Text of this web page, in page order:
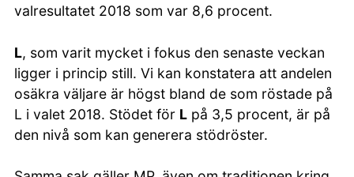
valresultatet 2018 som var 8,6 procent.
L, som varit mycket i fokus den senaste veckan
ligger i princip still. Vi kan konstatera att andelen
osäkra väljare är högst bland de som röstade på
L i valet 2018. Stödet för L på 3,5 procent, är på
den nivå som kan generera stödröster.